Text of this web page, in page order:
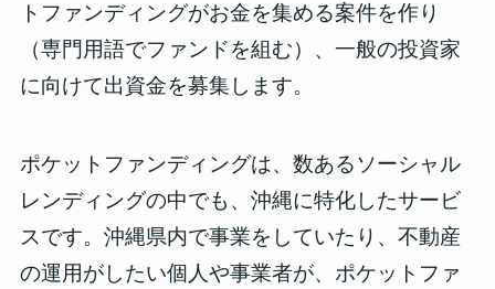
トファンディングがお金を集める案件を作り
（専門用語でファンドを組む）、一般の投資家
に向けて出資金を募集します。
ポケットファンディングは、数あるソーシャル
レンディングの中でも、 沖縄に特化したサービ
スです。沖縄県内で事業をしていたり、不動産
の運用がしたい個人や事業者が、ポケットファ